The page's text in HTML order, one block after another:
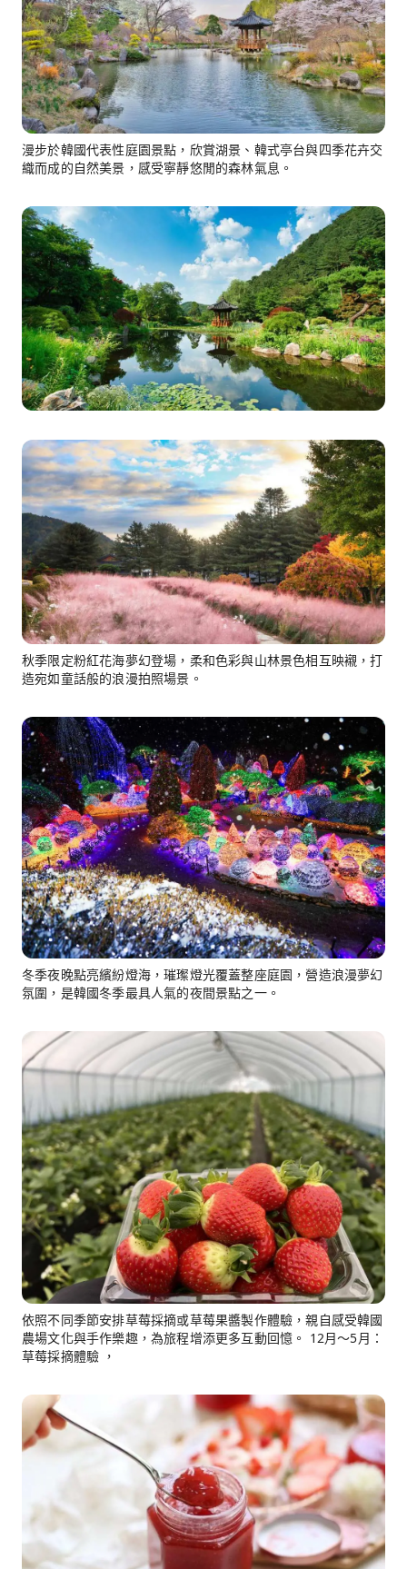
漫步於韓國代表性庭園景點，欣賞湖景、韓式亭台與四季花卉交
織而成的自然美景，感受寧靜悠閒的森林氣息。
秋季限定粉紅花海夢幻登場，柔和色彩與山林景色相互映襯，打
造宛如童話般的浪漫拍照場景。
冬季夜晚點亮繽紛燈海，璀璨燈光覆蓋整座庭園，營造浪漫夢幻
氛圍，是韓國冬季最具人氣的夜間景點之一。
依照不同季節安排草莓採摘或草莓果醬製作體驗，親自感受韓國
農場文化與手作樂趣，為旅程增添更多互動回憶。 12月～5月：
草莓採摘體驗 ，